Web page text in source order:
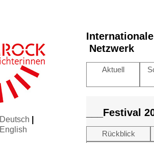
Deutsch
English
Netzwerk
Aktuell
___Festival
Rückblick